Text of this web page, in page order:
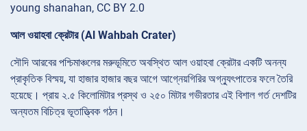
young shanahan, CC BY 2.0
আল ওয়াহবা ক্রেটার (Al Wahbah Crater)
সৌদি আরবের পশ্চিমাঞ্চলের মরুভূমিতে অবস্থিত আল ওয়াহবা ক্রেটার একটি অনন্য
প্রাকৃতিক বিস্ময়, যা হাজার হাজার বছর আগে আগ্নেয়গিরির অগ্ন্যুৎপাতের ফলে তৈরি
হয়েছে। প্রায় ২.৫ কিলোমিটার প্রস্থ ও ২৫০ মিটার গভীরতার এই বিশাল গর্ত দেশটির
অন্যতম বিচিত্র ভূতাত্ত্বিক গঠন।